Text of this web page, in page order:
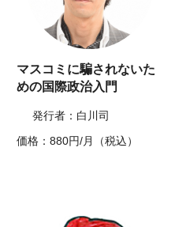
マスコミに騙されないた
めの国際政治入門
発行者：白川司
価格：880円/月（税込）